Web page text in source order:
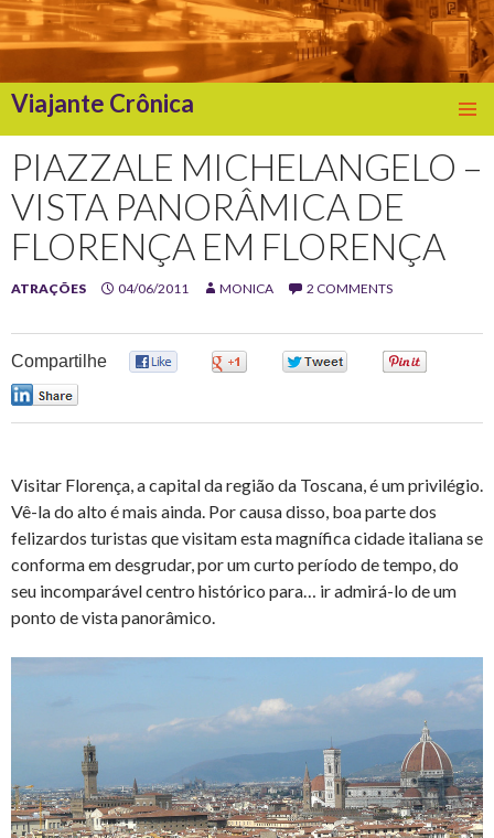
Viajante Crônica
TO
CONTENT
PIAZZALE MICHELANGELO –
VISTA PANORÂMICA DE
FLORENÇA EM FLORENÇA
ATRAÇÕES 04/06/2011 MONICA 2 COMMENTS
Compartilhe
Visitar Florença, a capital da região da Toscana, é um privilégio.
Vê-la do alto é mais ainda. Por causa disso, boa parte dos
felizardos turistas que visitam esta magnífica cidade italiana se
conforma em desgrudar, por um curto período de tempo, do
seu incomparável centro histórico para… ir admirá-lo de um
ponto de vista panorâmico.